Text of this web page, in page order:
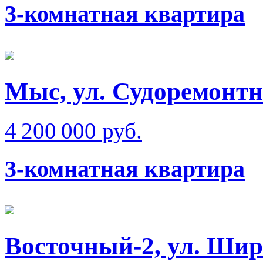
3-комнатная квартира
Мыс, ул.
4 200 000 руб.
3-комнатная квартира
Восточный-2, ул.